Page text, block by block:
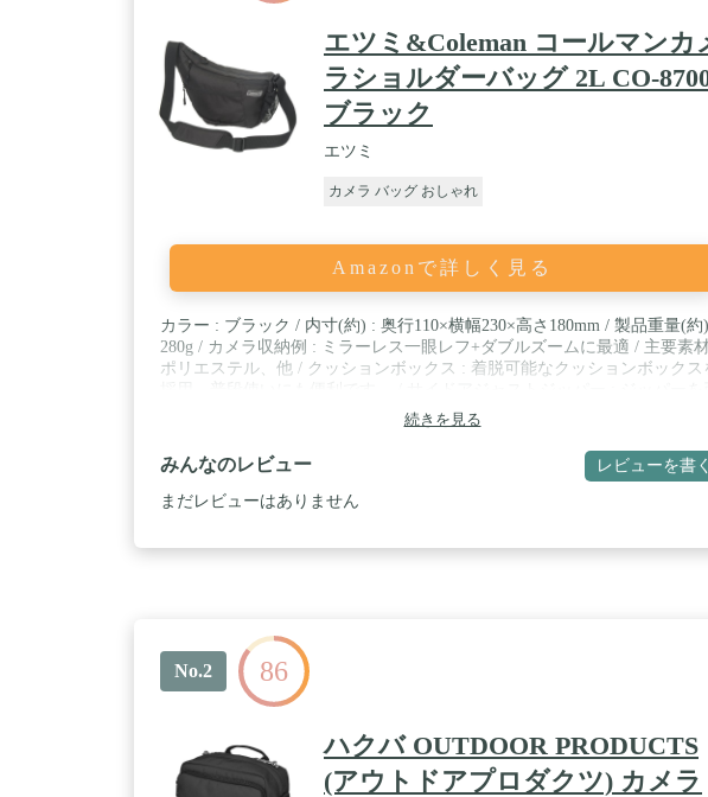
エツミ&Coleman コールマンカ
ラショルダーバッグ 2L CO-
ブラック
エツミ
カメラ バッグ おしゃれ
Amazonで詳しく見る
カラー : ブラック / 内寸(約) : 奥行110×横幅230×高さ180mm / 製品重量(約
280g / カメラ収納例 : ミラーレス一眼レフ+ダブルズームに最適 / 主要素
ポリエステル、他 / クッションボックス : 着脱可能なクッションボックス
き上げると、横に広がって容量アップ。 / フロントポケット : アクセサリ
や小物類を効率良く収納。 / クッションパッド : 3Dメッシュ採用で柔らか
く、通気性も良好。快適な使い心地。 / サイドメッシュポケット : 350ｍ
のペットボトルが収まるサイズ。
続きを見る
みんなのレビュー レビューを書く
まだレビューはありません
No.2 86
ハクバ OUTDOOR PRODUCTS
(アウトドアプロダクツ) カメラ